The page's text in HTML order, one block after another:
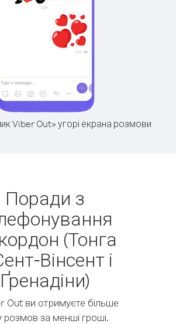
Viber Out» угорі екрана розмови
Поради з
(Тонга
Вінсент і
Ґренадіни)
Out ви отримуєте більше
розмов за менші гроші.